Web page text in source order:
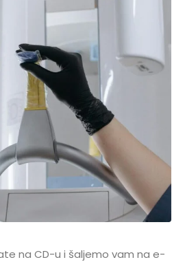
na CD-u i šaljemo vam na e-